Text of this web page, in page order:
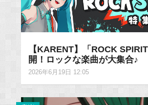
【KARENT】「ROCK
開！ロックな楽曲が大集合♪
2026年6月19日 12:05